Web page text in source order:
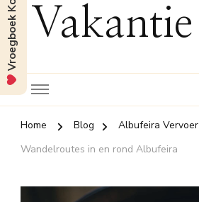
Vakantie
Home Blog
Albufeira Vervoer
Wandelroutes in en rond Albufeira
Vroegboek Korting